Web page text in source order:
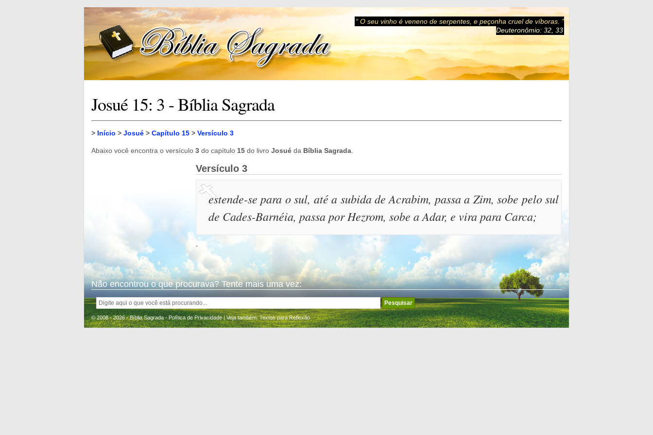
“ O seu vinho é veneno de serpentes, e peçonha cruel de víboras. ”
Deuteronômio: 32, 33
Josué 15: 3 - Bíblia Sagrada
> Início > Josué > Capítulo 15 > Versículo 3
Abaixo você encontra o versículo 3 do capítulo 15 do livro Josué da Bíblia Sagrada
Versículo 3
estende-se para o sul, até a subida de Acrabim, passa a Zim, sobe pelo sul
de Cades-Barnéia, passa por Hezrom, sobe a Adar, e vira para Carca;
.
Não encontrou o que procurava? Tente mais uma vez:
© 2008 - 2026 - Bíblia Sagrada -Política de Privacidade| Veja também:Textos para Reflexão